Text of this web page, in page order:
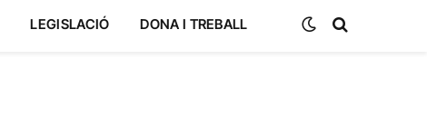
LEGISLACIÓ DONA I TREBALL